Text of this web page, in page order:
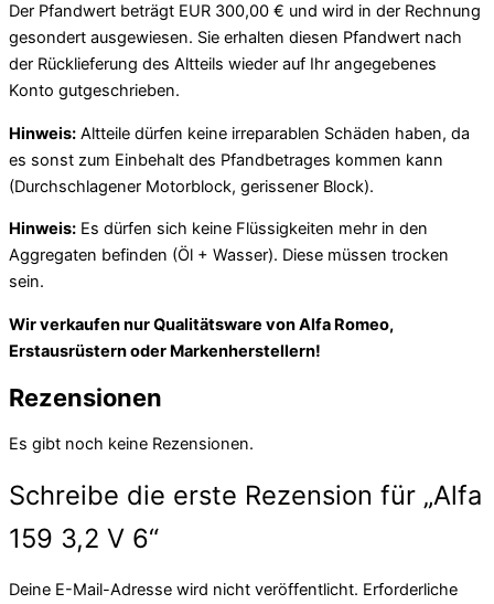
Der Pfandwert beträgt EUR 300,00 € und wird in der Rechnung
gesondert ausgewiesen. Sie erhalten diesen Pfandwert nach
der Rücklieferung des Altteils wieder auf Ihr angegebenes
Konto gutgeschrieben.
Hinweis: Altteile dürfen keine irreparablen Schäden haben, da
es sonst zum Einbehalt des Pfandbetrages kommen kann
(Durchschlagener Motorblock, gerissener Block).
Hinweis: Es dürfen sich keine Flüssigkeiten mehr in den
Aggregaten befinden (Öl + Wasser). Diese müssen trocken
sein.
Wir verkaufen nur Qualitätsware von Alfa Romeo,
Erstausrüstern oder Markenherstellern!
Rezensionen
Es gibt noch keine Rezensionen.
Schreibe die erste Rezension für „Alfa
159 3,2 V 6“
Deine E-Mail-Adresse wird nicht veröffentlicht. Erforderliche